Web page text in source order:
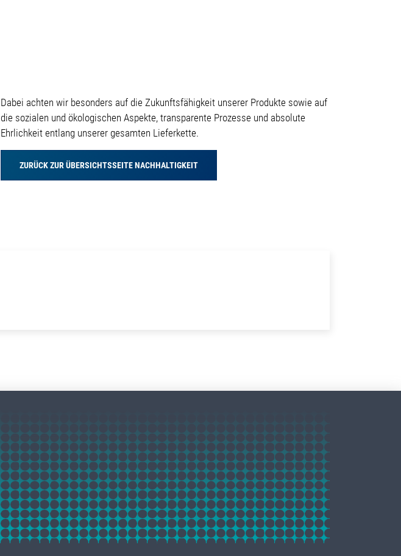
Dabei achten wir besonders auf die Zukunftsfähigkeit unserer Produkte sowie auf
die sozialen und ökologischen Aspekte, transparente Prozesse und absolute
Ehrlichkeit entlang unserer gesamten Lieferkette.
ZURÜCK ZUR ÜBERSICHTSSEITE NACHHALTIGKEIT